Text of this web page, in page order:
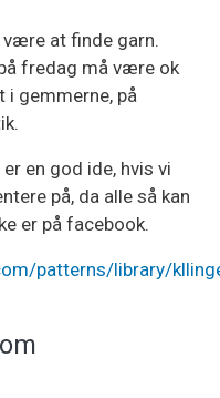
at finde garn.
fredag må være ok
i gemmerne, på
en god ide, hvis vi
på, da alle så kan
er på facebook.
patterns/library/